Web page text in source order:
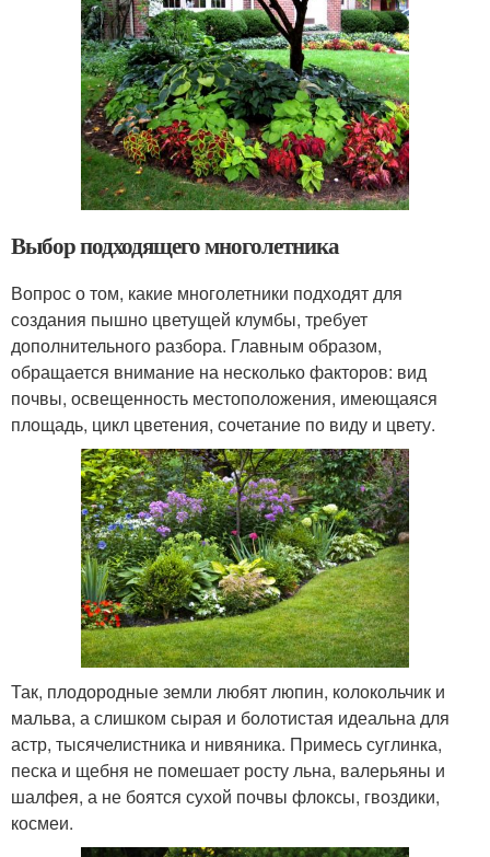
Выбор подходящего многолетника
Вопрос о том, какие многолетники подходят для
создания пышно цветущей клумбы, требует
дополнительного разбора. Главным образом,
обращается внимание на несколько факторов: вид
почвы, освещенность местоположения, имеющаяся
площадь, цикл цветения, сочетание по виду и цвету.
Так, плодородные земли любят люпин, колокольчик и
мальва, а слишком сырая и болотистая идеальна для
астр, тысячелистника и нивяника. Примесь суглинка,
песка и щебня не помешает росту льна, валерьяны и
шалфея, а не боятся сухой почвы флоксы, гвоздики,
космеи.